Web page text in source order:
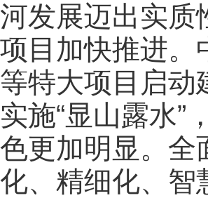
河发展迈出实质
项目加快推进。
等特大项目启动
实施“显山露水”
色更加明显。全
化、精细化、智